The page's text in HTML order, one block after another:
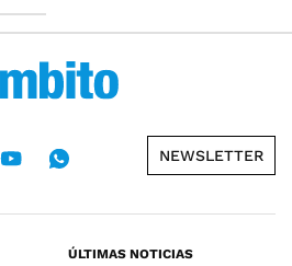
NEWSLETTER
ÚLTIMAS NOTICIAS